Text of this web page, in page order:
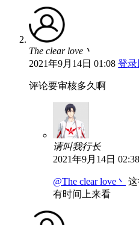
The clear love丶
2021年9月14日 01:08 登录
评论要审核多久啊
请叫我行长
2021年9月14日 02:38
@The clear love丶
有时间上来看